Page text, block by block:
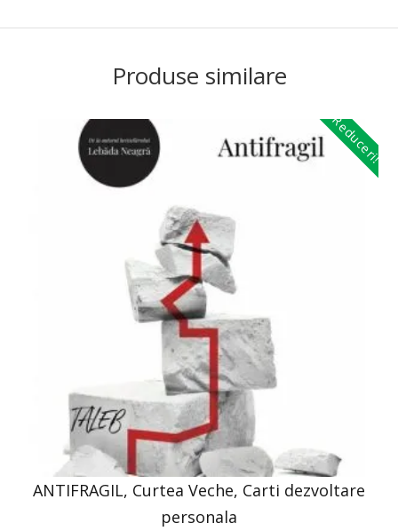
Produse similare
Reduceri!
ANTIFRAGIL, Curtea Veche, Carti dezvoltare
personala